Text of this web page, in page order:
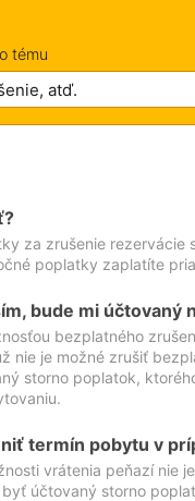
tému
za zrušenie
poplatky zaplatíte
bude mi účtovaný
bezplatného
nie je možné zrušiť
storno poplatok,
termín pobytu v
vrátenia peňazí nie
účtovaný storno